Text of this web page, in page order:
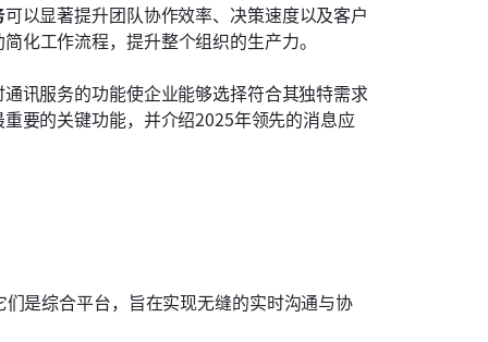
可以显著提升团队协作效率、决策速度以及客户
工作流程，提升整个组织的生产力。
讯服务的功能使企业能够选择符合其独特需求
要的关键功能，并介绍2025年领先的消息应
是综合平台，旨在实现无缝的实时沟通与协